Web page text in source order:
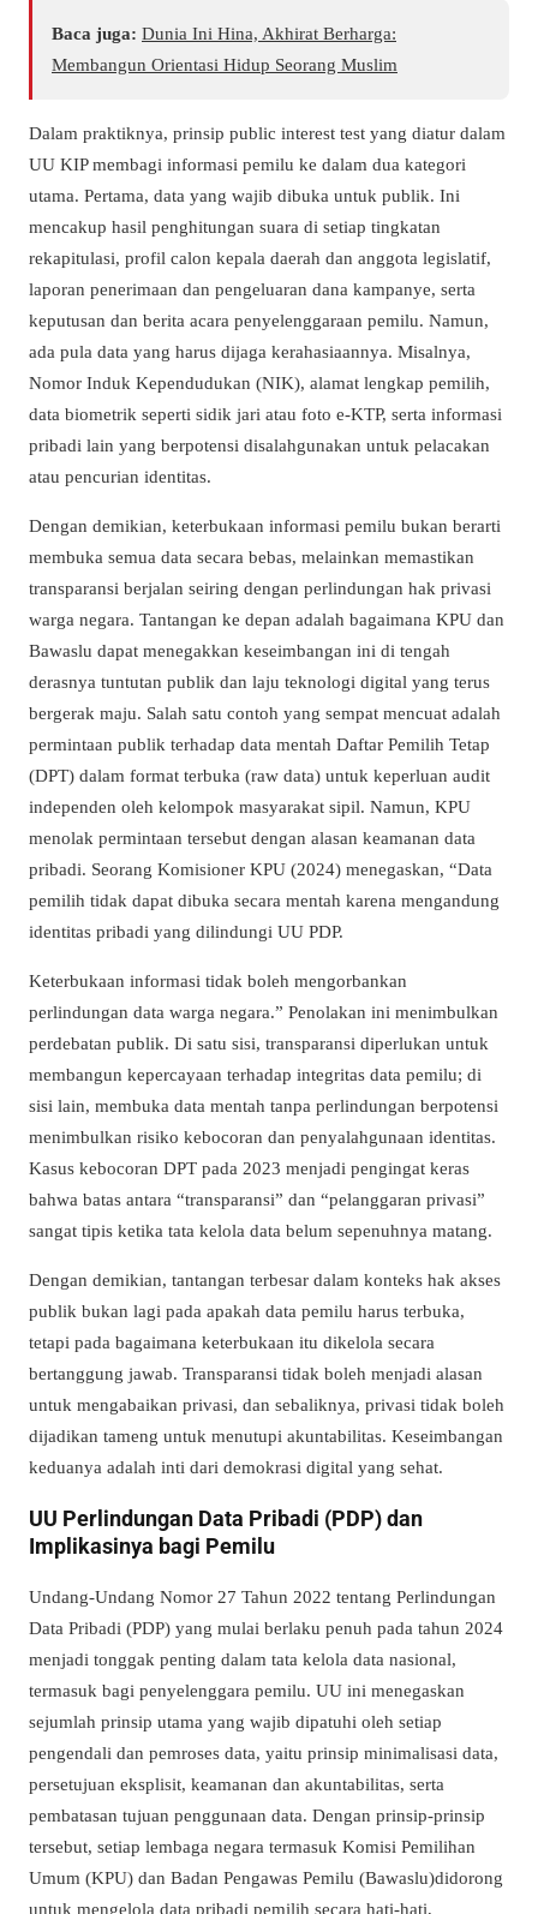
Baca juga: Dunia Ini Hina, Akhirat Berharga:
Membangun Orientasi Hidup Seorang Muslim
Dalam praktiknya, prinsip public interest test yang diatur dalam
UU KIP membagi informasi pemilu ke dalam dua kategori
utama. Pertama, data yang wajib dibuka untuk publik. Ini
mencakup hasil penghitungan suara di setiap tingkatan
rekapitulasi, profil calon kepala daerah dan anggota legislatif,
laporan penerimaan dan pengeluaran dana kampanye, serta
keputusan dan berita acara penyelenggaraan pemilu. Namun,
ada pula data yang harus dijaga kerahasiaannya. Misalnya,
Nomor Induk Kependudukan (NIK), alamat lengkap pemilih,
data biometrik seperti sidik jari atau foto e-KTP, serta informasi
pribadi lain yang berpotensi disalahgunakan untuk pelacakan
atau pencurian identitas.
Dengan demikian, keterbukaan informasi pemilu bukan berarti
membuka semua data secara bebas, melainkan memastikan
transparansi berjalan seiring dengan perlindungan hak privasi
warga negara. Tantangan ke depan adalah bagaimana KPU dan
Bawaslu dapat menegakkan keseimbangan ini di tengah
derasnya tuntutan publik dan laju teknologi digital yang terus
bergerak maju. Salah satu contoh yang sempat mencuat adalah
permintaan publik terhadap data mentah Daftar Pemilih Tetap
(DPT) dalam format terbuka (raw data) untuk keperluan audit
independen oleh kelompok masyarakat sipil. Namun, KPU
menolak permintaan tersebut dengan alasan keamanan data
pribadi. Seorang Komisioner KPU (2024) menegaskan, “Data
pemilih tidak dapat dibuka secara mentah karena mengandung
identitas pribadi yang dilindungi UU PDP.
Keterbukaan informasi tidak boleh mengorbankan
perlindungan data warga negara.” Penolakan ini menimbulkan
perdebatan publik. Di satu sisi, transparansi diperlukan untuk
membangun kepercayaan terhadap integritas data pemilu; di
sisi lain, membuka data mentah tanpa perlindungan berpotensi
menimbulkan risiko kebocoran dan penyalahgunaan identitas.
Kasus kebocoran DPT pada 2023 menjadi pengingat keras
bahwa batas antara “transparansi” dan “pelanggaran privasi”
sangat tipis ketika tata kelola data belum sepenuhnya matang.
Dengan demikian, tantangan terbesar dalam konteks hak akses
publik bukan lagi pada apakah data pemilu harus terbuka,
tetapi pada bagaimana keterbukaan itu dikelola secara
bertanggung jawab. Transparansi tidak boleh menjadi alasan
untuk mengabaikan privasi, dan sebaliknya, privasi tidak boleh
dijadikan tameng untuk menutupi akuntabilitas. Keseimbangan
keduanya adalah inti dari demokrasi digital yang sehat.
UU Perlindungan Data Pribadi (PDP) dan
Implikasinya bagi Pemilu
Undang-Undang Nomor 27 Tahun 2022 tentang Perlindungan
Data Pribadi (PDP) yang mulai berlaku penuh pada tahun 2024
menjadi tonggak penting dalam tata kelola data nasional,
termasuk bagi penyelenggara pemilu. UU ini menegaskan
sejumlah prinsip utama yang wajib dipatuhi oleh setiap
pengendali dan pemroses data, yaitu prinsip minimalisasi data,
persetujuan eksplisit, keamanan dan akuntabilitas, serta
pembatasan tujuan penggunaan data. Dengan prinsip-prinsip
tersebut, setiap lembaga negara termasuk Komisi Pemilihan
Umum (KPU) dan Badan Pengawas Pemilu (Bawaslu)didorong
untuk mengelola data pribadi pemilih secara hati-hati,